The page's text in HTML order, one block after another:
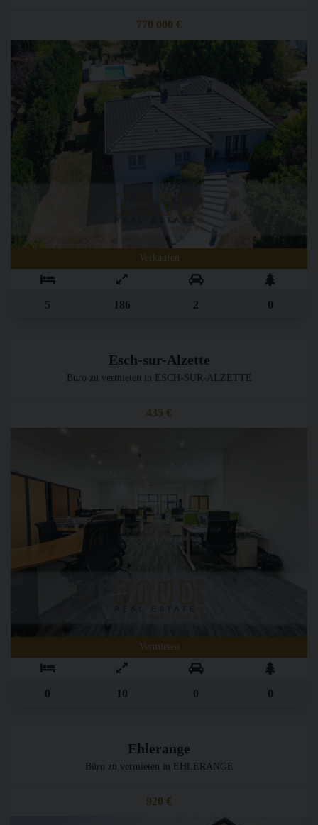
770 000 €
Verkaufen
5 186 2 0
Esch-sur-Alzette
Büro zu vermieten in ESCH-SUR-ALZETTE
435 €
Vermieten
0 10 0 0
Ehlerange
Büro zu vermieten in EHLERANGE
920 €